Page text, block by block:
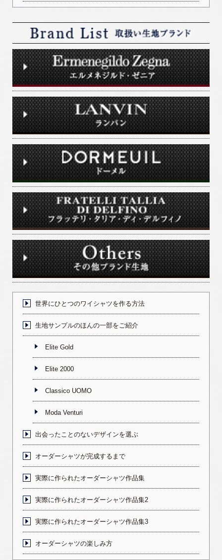
世界にひとつのワイシャツを作る方法
生地サンプルのほんの一部をご紹介
Elite Gold
Elite 2000
Classico UOMO
Moda Venturi
出会ったことのないデザインを選ぶ
オーダーシャツが完成するまで
実際に作られたオーダーシャツ作品集
実際に作られたオーダーシャツ作品集2
実際に作られたオーダーシャツ作品集3
オーダーシャツの楽しみ方